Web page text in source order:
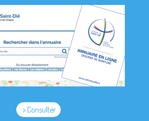
> Consulter